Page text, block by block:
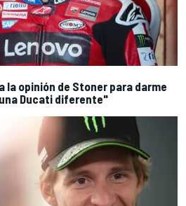
la opinión de Stoner para darme
Ducati diferente"